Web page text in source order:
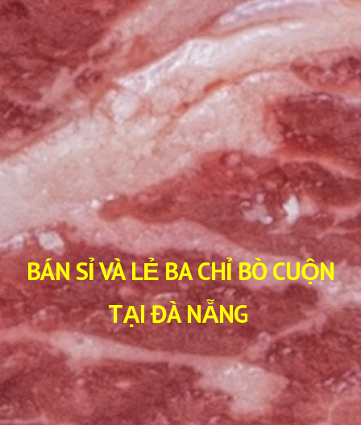
BÁN SỈ VÀ LẺ BA CHỈ BÒ CUỘN
TẠI ĐÀ NẴNG